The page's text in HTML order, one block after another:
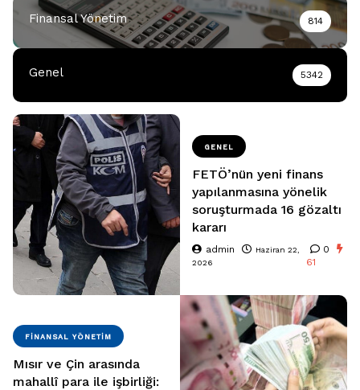
Finansal Yönetim 814
Genel 5342
GENEL
FETÖ’nün yeni finans
yapılanmasına yönelik
soruşturmada 16 gözaltı
kararı
admin
Haziran 22,
2026
0
61
FINANSAL YÖNETIM
Mısır ve Çin arasında
mahallî para ile işbirliği: